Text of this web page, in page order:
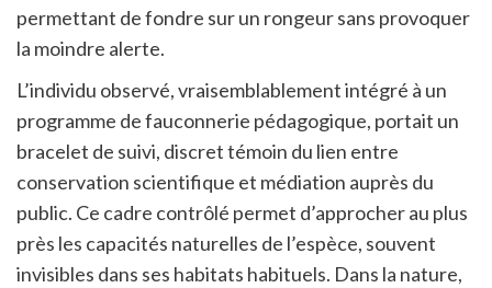
permettant de fondre sur un rongeur sans provoquer
la moindre alerte.
L’individu observé, vraisemblablement intégré à un
programme de fauconnerie pédagogique, portait un
bracelet de suivi, discret témoin du lien entre
conservation scientifique et médiation auprès du
public. Ce cadre contrôlé permet d’approcher au plus
près les capacités naturelles de l’espèce, souvent
invisibles dans ses habitats habituels. Dans la nature,